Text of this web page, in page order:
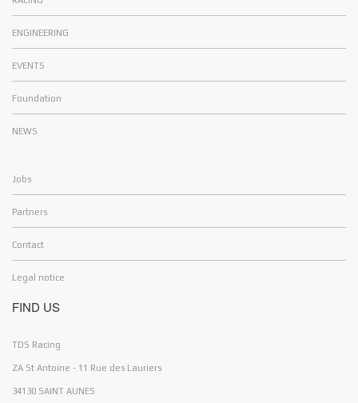
ENGINEERING
EVENTS
Foundation
NEWS
Jobs
Partners
Contact
Legal notice
FIND US
TDS Racing
ZA St Antoine - 11 Rue des Lauriers
34130 SAINT AUNES
cookiesto improve the user experience. Do you